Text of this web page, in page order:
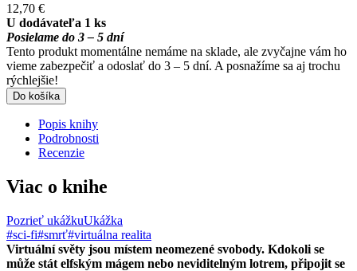
12,70 €
U dodávateľa 1 ks
Posielame do 3 – 5 dní
Tento produkt momentálne nemáme na sklade, ale zvyčajne vám ho
vieme zabezpečiť a odoslať do 3 – 5 dní. A posnažíme sa aj trochu
rýchlejšie!
Do košíka
Popis knihy
Podrobnosti
Recenzie
Viac o knihe
Pozrieť ukážkuUkážka
#sci-fi#smrť#virtuálna realita
Virtuální světy jsou místem neomezené svobody. Kdokoli se
může stát elfským mágem nebo neviditelným lotrem, připojit se